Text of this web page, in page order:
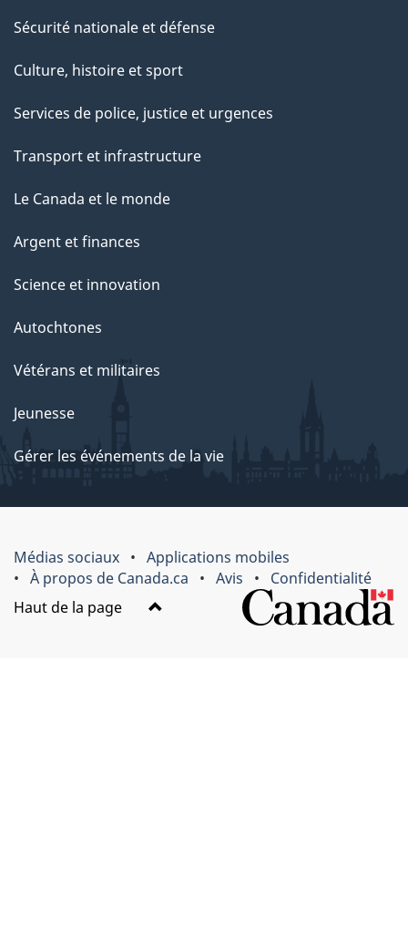
Sécurité nationale et défense
Culture, histoire et sport
Services de police, justice et urgences
Transport et infrastructure
Le Canada et le monde
Argent et finances
Science et innovation
Autochtones
Vétérans et militaires
Jeunesse
Gérer les événements de la vie
Médias sociaux
Applications mobiles
À propos de Canada.ca
Avis
Confidentialité
Haut de la page